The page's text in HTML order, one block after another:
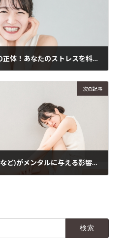
体！あなたのストレスを科学する
次の記事
)がメンタルに与える影響とは？